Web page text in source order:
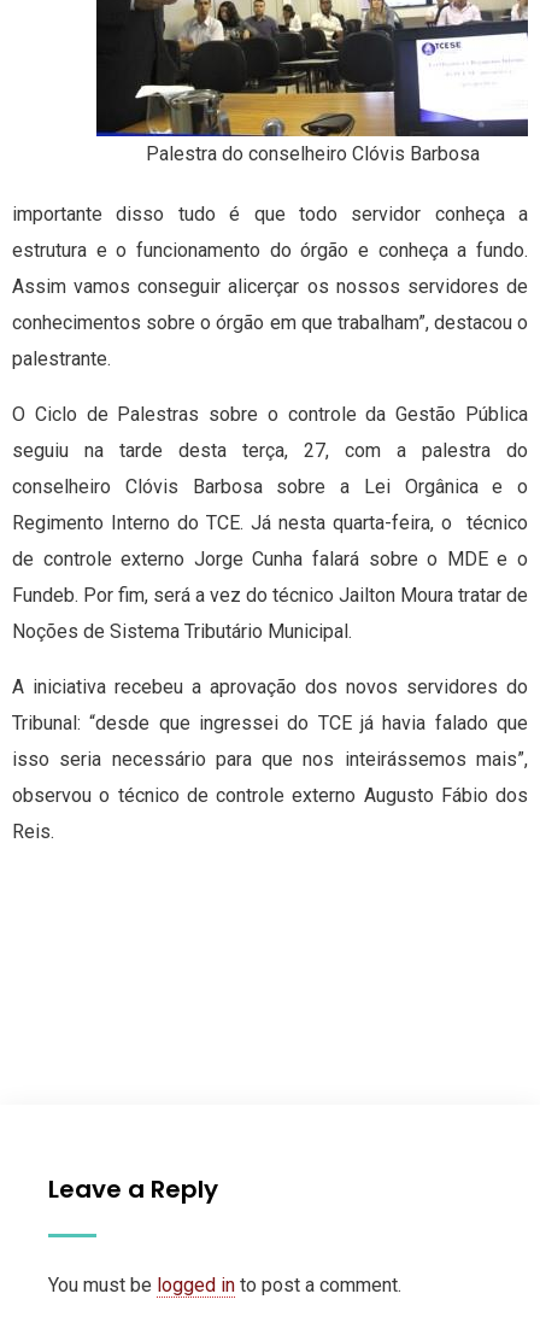
Palestra do conselheiro Clóvis Barbosa
importante disso tudo é que todo servidor conheça a
estrutura e o funcionamento do órgão e conheça a fundo.
Assim vamos conseguir alicerçar os nossos servidores de
conhecimentos sobre o órgão em que trabalham”, destacou o
palestrante.
O Ciclo de Palestras sobre o controle da Gestão Pública
seguiu na tarde desta terça, 27, com a palestra do
conselheiro Clóvis Barbosa sobre a Lei Orgânica e o
Regimento Interno do TCE. Já nesta quarta-feira, o técnico
de controle externo Jorge Cunha falará sobre o MDE e o
Fundeb. Por fim, será a vez do técnico Jailton Moura tratar de
Noções de Sistema Tributário Municipal.
A iniciativa recebeu a aprovação dos novos servidores do
Tribunal: “desde que ingressei do TCE já havia falado que
isso seria necessário para que nos inteirássemos mais”,
observou o técnico de controle externo Augusto Fábio dos
Reis.
Leave a Reply
You must be logged in to post a comment.